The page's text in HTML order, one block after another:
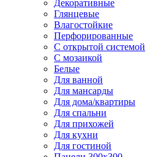
Декоративные
Глянцевые
Влагостойкие
Перфорированные
С открытой системой
С мозаикой
Белые
Для ванной
Для мансарды
Для дома/квартиры
Для спальни
Для прихожей
Для кухни
Для гостиной